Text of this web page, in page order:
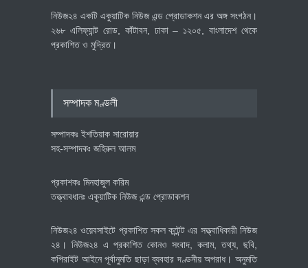
নিউজ২৪ একটি একুয়াটিক নিউজ এন্ড প্রোডাকশন এর অঙ্গ সংগঠন।
২৬৮ এলিফ্যান্ট রোড, কাঁটাবন, ঢাকা – ১২০৫, বাংলাদেশ থেকে
প্রকাশিত ও মুদ্রিত।
সম্পাদক মণ্ডলী
সম্পাদকঃ ইশতিয়াক সারোয়ার
সহ-সম্পাদকঃ জহিরুল আলম
প্রকাশকঃ মিনহাজুল করিম
তত্ত্বাবধানঃ একুয়াটিক নিউজ এন্ড প্রোডাকশন
নিউজ২৪ ওয়েবসাইটে প্রকাশিত সকল কন্টেন্ট এর সত্ত্বাধিকারী নিউজ
২৪। নিউজ২৪ এ প্রকাশিত কোনও সংবাদ, কলাম, তথ্য, ছবি,
কপিরাইট আইনে পূর্বানুমতি ছাড়া ব্যবহার দণ্ডনীয় অপরাধ। অনুমতি